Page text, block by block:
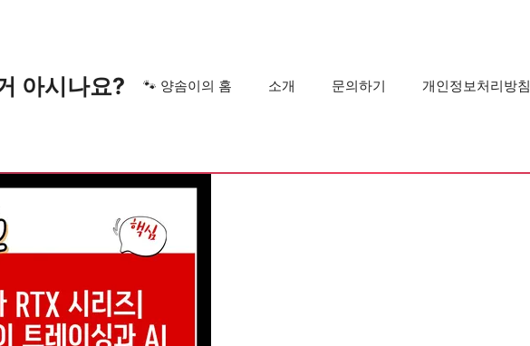
아시나요? 🐾 양솜이의 홈 소개 문의하기 개인정보처리방침